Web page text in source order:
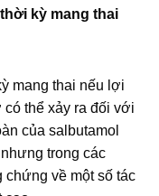
kỳ mang thai
mang thai nếu lợi
thể xảy ra đối với
của salbutamol
trong các
chứng về một số tác